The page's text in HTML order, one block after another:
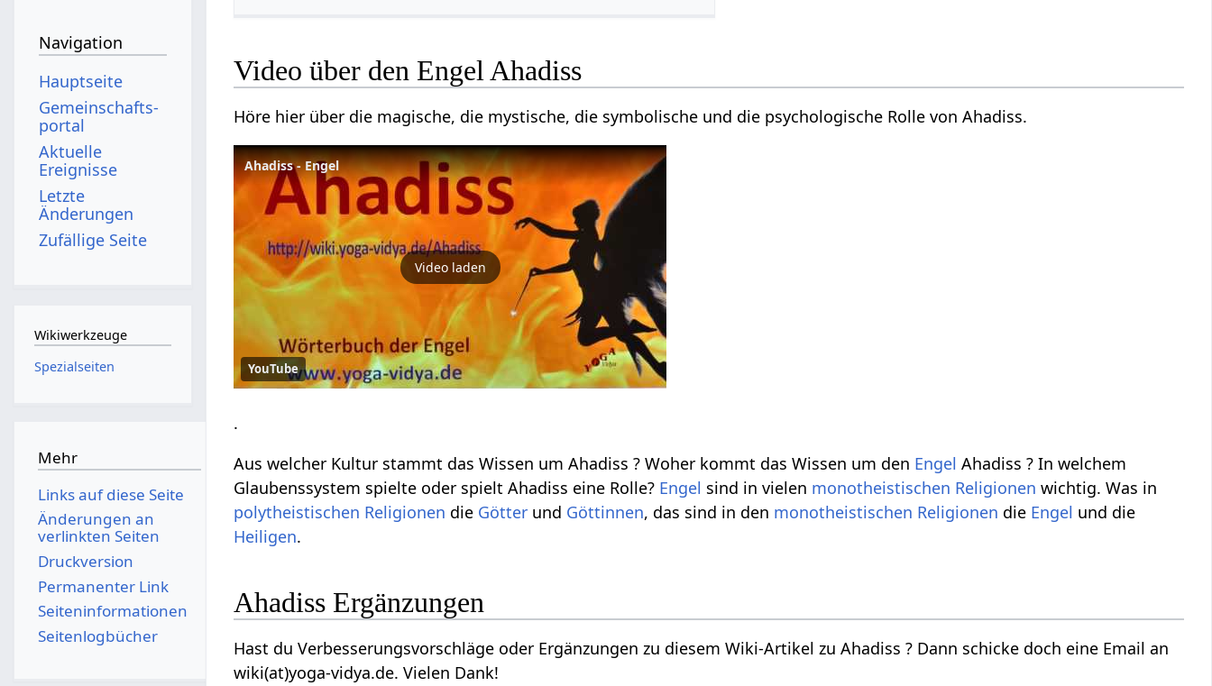
Video über den Engel Ahadiss
Höre hier über die magische, die mystische, die symbolische und die psychologische Rolle von Ahadiss.
Ahadiss - Engel
Video laden
YouTube
.
Aus welcher Kultur stammt das Wissen um Ahadiss ? Woher kommt das Wissen um den Engel Ahadiss ? In welchem
Glaubenssystem spielte oder spielt Ahadiss eine Rolle? Engel sind in vielen monotheistischen Religionen wichtig. Was in
polytheistischen Religionen die Götter und Göttinnen, das sind in den monotheistischen Religionen die Engel und die
Heiligen.
Ahadiss Ergänzungen
Hast du Verbesserungsvorschläge oder Ergänzungen zu diesem Wiki-Artikel zu Ahadiss ? Dann schicke doch eine Email an
wiki(at)yoga-vidya.de. Vielen Dank!
Navigation
Hauptseite
Gemeinschafts­
portal
Aktuelle
Ereignisse
Letzte
Änderungen
Zufällige Seite
Wikiwerkzeuge
Spezialseiten
Mehr
Links auf diese Seite
Änderungen an
verlinkten Seiten
Druckversion
Permanenter Link
Seiten­­informationen
Seitenlogbücher